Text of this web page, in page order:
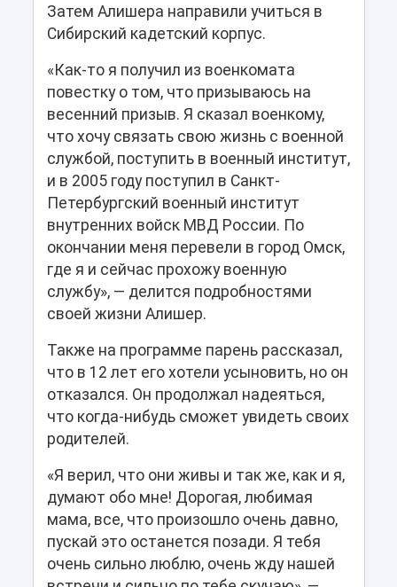
Затем Алишера направили учиться в
Сибирский кадетский корпус.
«Как-то я получил из военкомата
повестку о том, что призываюсь на
весенний призыв. Я сказал военкому,
что хочу связать свою жизнь с военной
службой, поступить в военный институт,
и в 2005 году поступил в Санкт-
Петербургский военный институт
внутренних войск МВД России. По
окончании меня перевели в город Омск,
где я и сейчас прохожу военную
службу», — делится подробностями
своей жизни Алишер.
Также на программе парень рассказал,
что в 12 лет его хотели усыновить, но он
отказался. Он продолжал надеяться,
что когда-нибудь сможет увидеть своих
родителей.
«Я верил, что они живы и так же, как и я,
думают обо мне! Дорогая, любимая
мама, все, что произошло очень давно,
пускай это останется позади. Я тебя
очень сильно люблю, очень жду нашей